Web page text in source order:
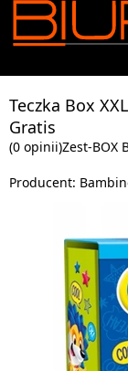
Teczka Box
Gratis
(0 opinii)Zest-BOX
Producent: